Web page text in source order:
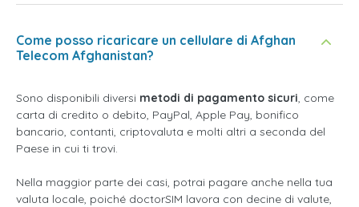
Come posso ricaricare un cellulare di Afghan
Telecom Afghanistan?
Sono disponibili diversi metodi di pagamento sicuri, come
carta di credito o debito, PayPal, Apple Pay, bonifico
bancario, contanti, criptovaluta e molti altri a seconda del
Paese in cui ti trovi.
Nella maggior parte dei casi, potrai pagare anche nella tua
valuta locale, poiché doctorSIM lavora con decine di valute,